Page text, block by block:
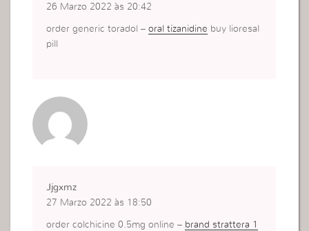
26 Marzo 2022 às 20:42
order generic toradol –oral tizanidine buy lioresal
pill
Jjgxmz
27 Marzo 2022 às 18:50
order colchicine 0.5mg online – brand strattera 1